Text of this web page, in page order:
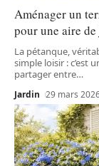
Aménager un
pour une aire
La pétanque,
simple loisir : c’est
partager entre…
Jardin 29 mars